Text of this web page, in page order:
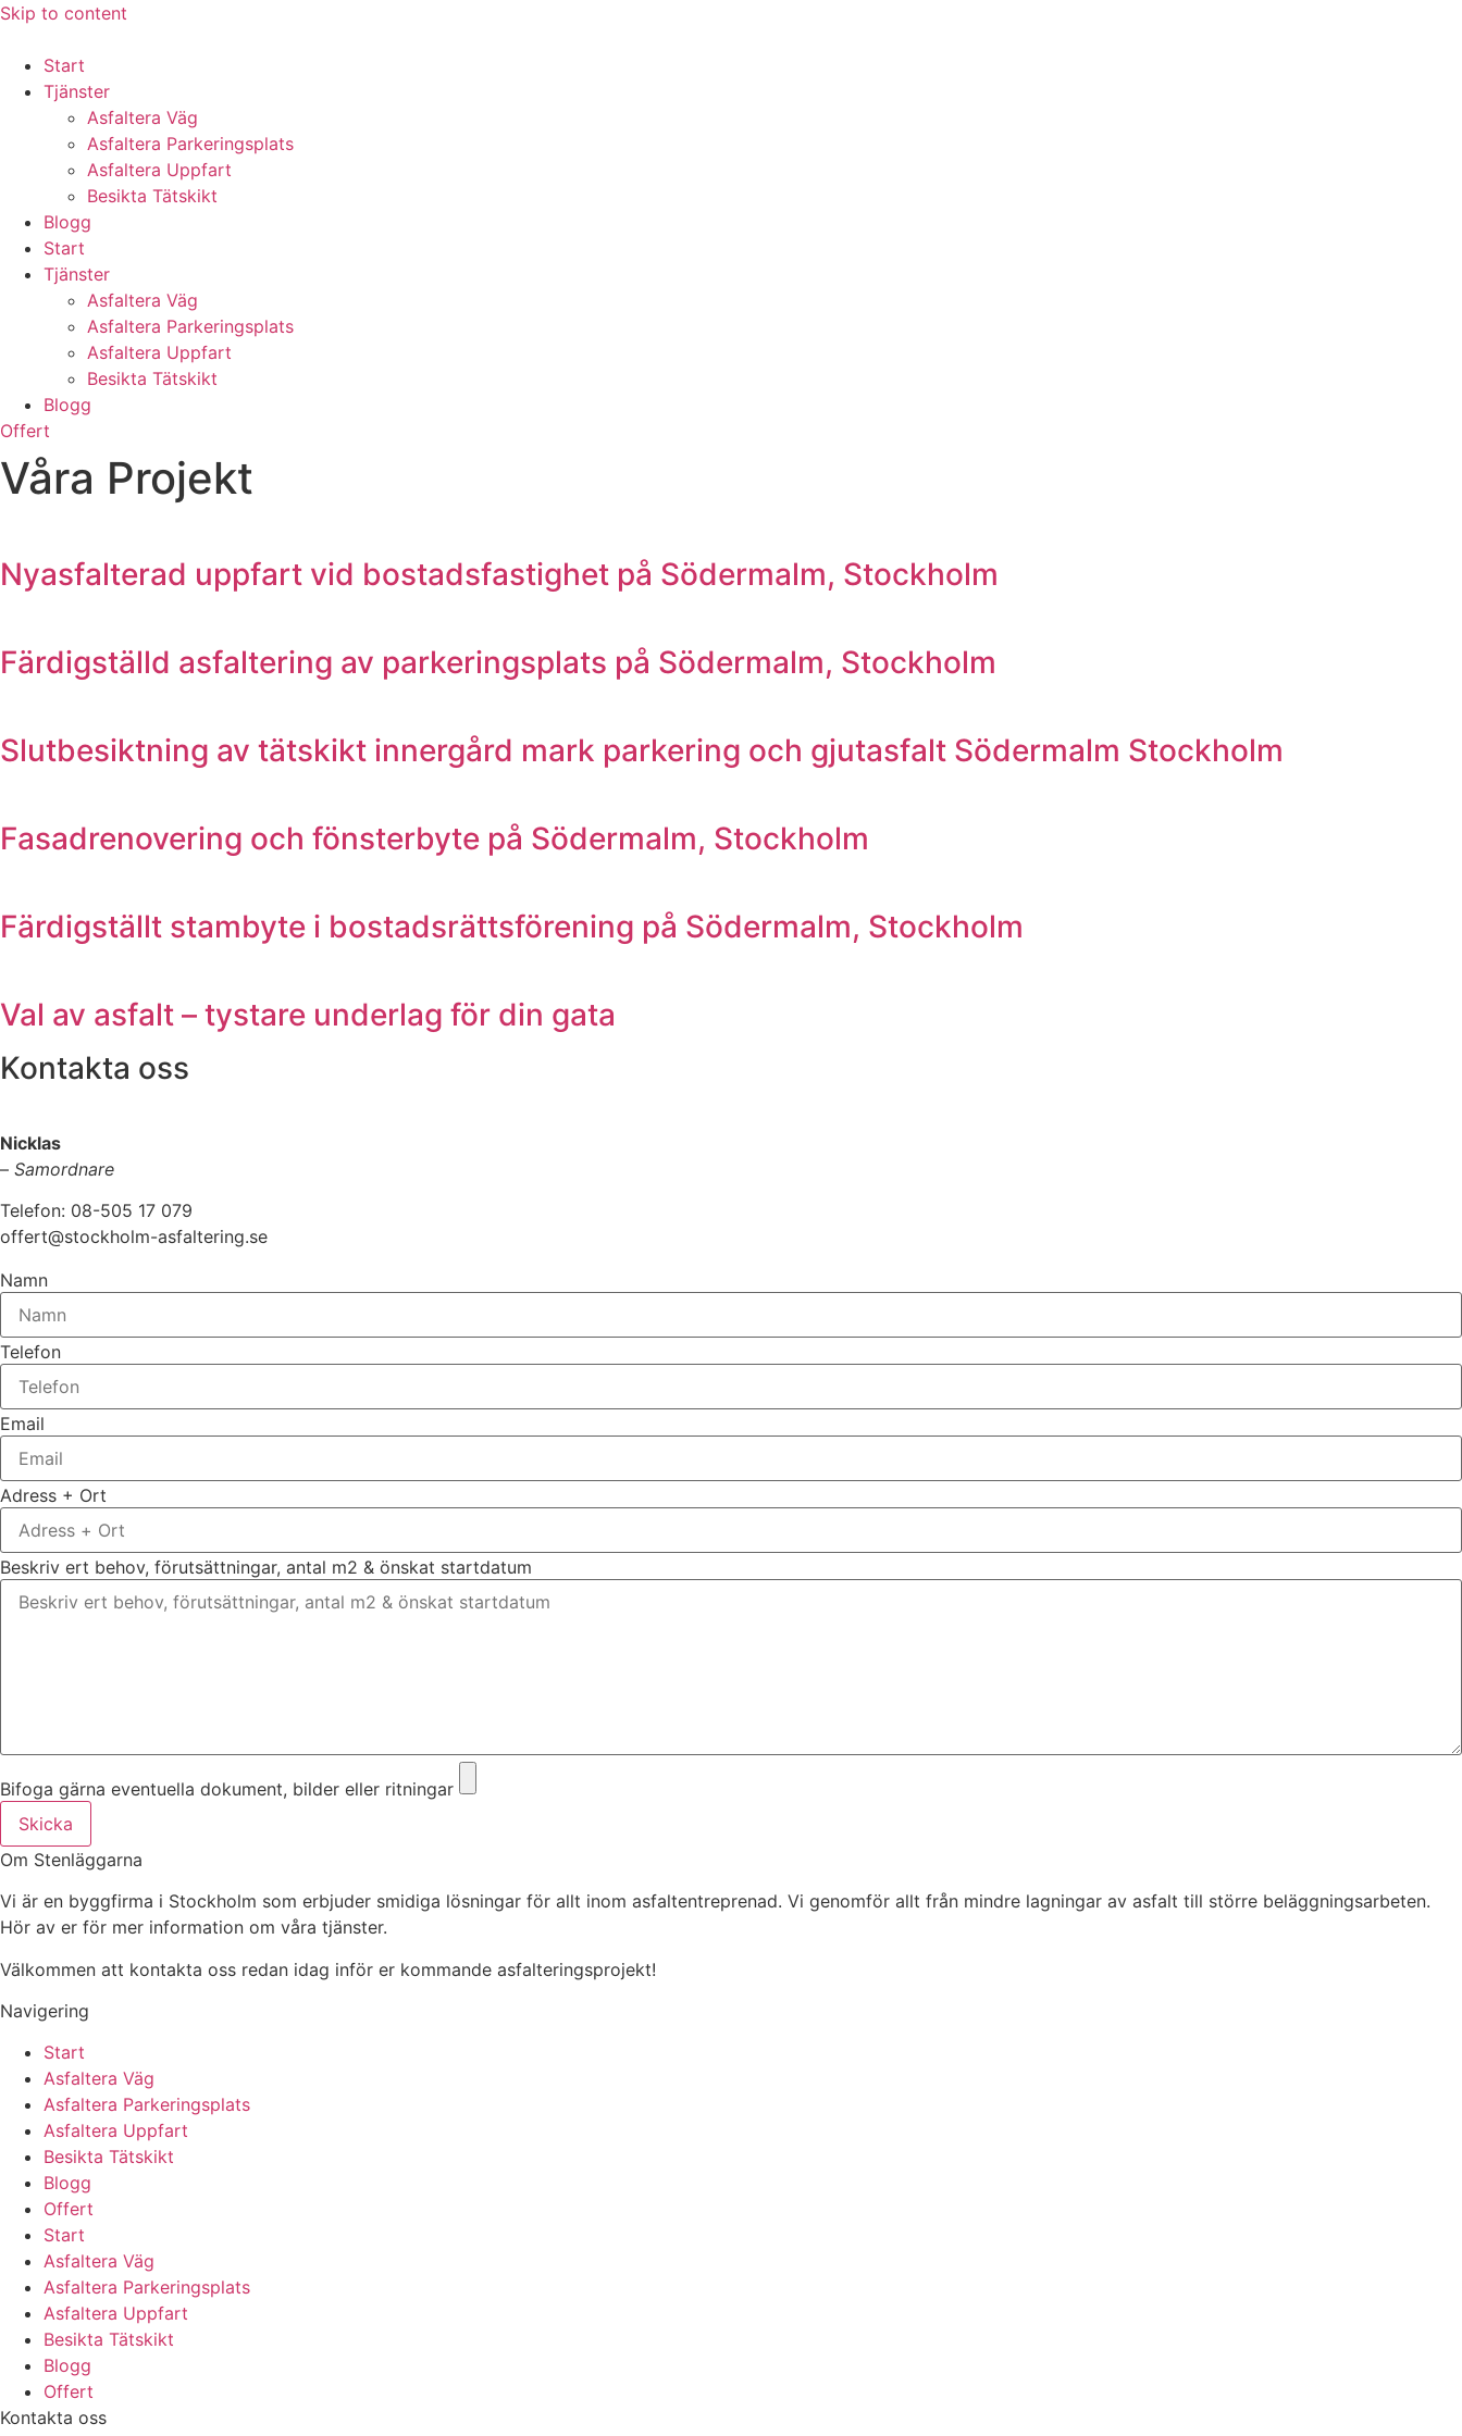
Skip to content
Start
Tjänster
Asfaltera Väg
Asfaltera Parkeringsplats
Asfaltera Uppfart
Besikta Tätskikt
Blogg
Start
Tjänster
Asfaltera Väg
Asfaltera Parkeringsplats
Asfaltera Uppfart
Besikta Tätskikt
Blogg
Offert
Våra Projekt
Nyasfalterad uppfart vid bostadsfastighet på Södermalm, Stockholm
Färdigställd asfaltering av parkeringsplats på Södermalm, Stockholm
Slutbesiktning av tätskikt innergård mark parkering och gjutasfalt Södermalm Stockholm
Fasadrenovering och fönsterbyte på Södermalm, Stockholm
Färdigställt stambyte i bostadsrättsförening på Södermalm, Stockholm
Val av asfalt – tystare underlag för din gata
Kontakta oss
Nicklas
– Samordnare
Telefon: 08-505 17 079
offert@stockholm-asfaltering.se
Namn
Telefon
Email
Adress + Ort
Beskriv ert behov, förutsättningar, antal m2 & önskat startdatum
Bifoga gärna eventuella dokument, bilder eller ritningar
Skicka
Om Stenläggarna
Vi är en byggfirma i Stockholm som erbjuder smidiga lösningar för allt inom asfaltentreprenad. Vi genomför allt från mindre lagningar av asfalt till större beläggningsarbeten.
Hör av er för mer information om våra tjänster.
Välkommen att kontakta oss redan idag inför er kommande asfalteringsprojekt!
Navigering
Start
Asfaltera Väg
Asfaltera Parkeringsplats
Asfaltera Uppfart
Besikta Tätskikt
Blogg
Offert
Start
Asfaltera Väg
Asfaltera Parkeringsplats
Asfaltera Uppfart
Besikta Tätskikt
Blogg
Offert
Kontakta oss